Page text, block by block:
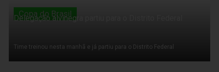
Copa do Brasil
Delegação alvinegra partiu para o Distrito Federal
Time treinou nesta manhã e já partiu para o Distrito Federal